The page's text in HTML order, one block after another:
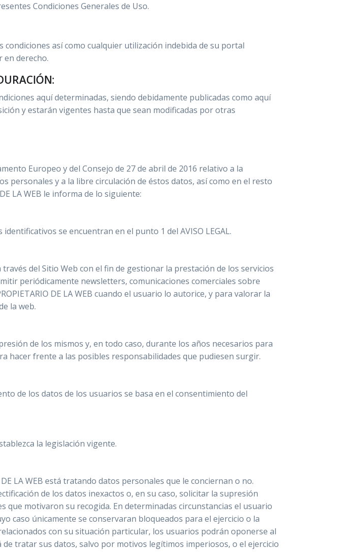
Condiciones Generales de Uso.
condiciones así como cualquier utilización indebida de su portal
en derecho.
aquí determinadas, siendo debidamente publicadas como aquí
y estarán vigentes hasta que sean modificadas por otras
Europeo y del Consejo de 27 de abril de 2016 relativo a la
personales y a la libre circulación de éstos datos, así como en el resto
LA WEB le informa de lo siguiente:
se encuentran en el punto 1 del AVISO LEGAL.
del Sitio Web con el fin de gestionar la prestación de los servicios
periódicamente newsletters, comunicaciones comerciales sobre
DE LA WEB cuando el usuario lo autorice, y para valorar la
la web.
de los mismos y, en todo caso, durante los años necesarios para
hacer frente a las posibles responsabilidades que pudiesen surgir.
de los datos de los usuarios se basa en el consentimiento del
la legislación vigente.
LA WEB está tratando datos personales que le conciernan o no.
de los datos inexactos o, en su caso, solicitar la supresión
motivaron su recogida. En determinadas circunstancias el usuario
caso únicamente se conservaran bloqueados para el ejercicio o la
con su situación particular, los usuarios podrán oponerse al
de tratar sus datos, salvo por motivos legítimos imperiosos, o el ejercicio